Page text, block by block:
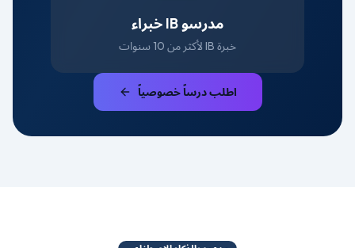
مدرسو IB خبراء
خبرة IB لأكثر من 10 سنوات
اطلب درساً خصوصياً